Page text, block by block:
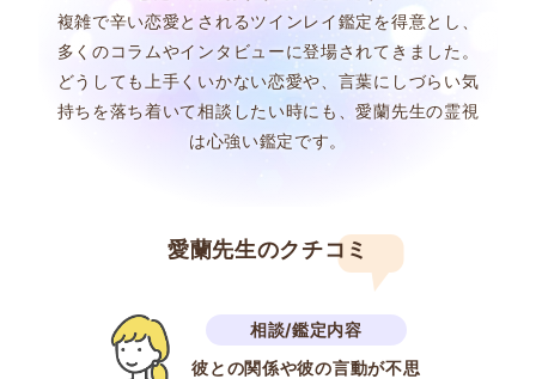
複雑で辛い恋愛とされるツインレイ鑑定を得意とし、
多くのコラムやインタビューに登場されてきました。
どうしても上手くいかない恋愛や、言葉にしづらい気
持ちを落ち着いて相談したい時にも、愛蘭先生の霊視
は心強い鑑定です。
愛蘭先生のクチコミ
彼との関係や彼の言動が不思